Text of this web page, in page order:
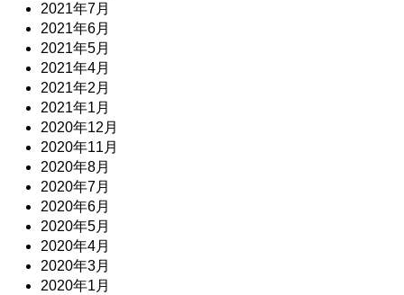
2021年7月
2021年6月
2021年5月
2021年4月
2021年2月
2021年1月
2020年12月
2020年11月
2020年8月
2020年7月
2020年6月
2020年5月
2020年4月
2020年3月
2020年1月